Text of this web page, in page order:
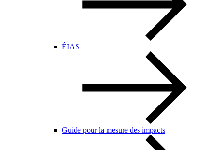
ÉIAS
Guide pour la mesure des impacts